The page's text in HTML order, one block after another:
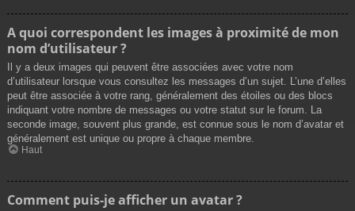
A quoi correspondent les images à proximité de mon
nom d’utilisateur ?
Il y a deux images qui peuvent être associées avec votre nom
d’utilisateur lorsque vous consultez les messages d’un sujet. L’une d’elles
peut être associée à votre rang, généralement des étoiles ou des blocs
indiquant votre nombre de messages ou votre statut sur le forum. La
seconde image, souvent plus grande, est connue sous le nom d’avatar et
généralement est unique ou propre à chaque membre.
Haut
Comment puis-je afficher un avatar ?